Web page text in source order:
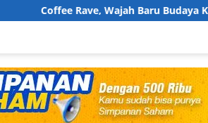
Wajah Baru Budaya Kopi di Jakarta